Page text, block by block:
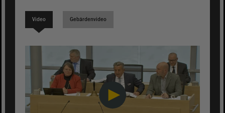
Video Gebärdenvideo